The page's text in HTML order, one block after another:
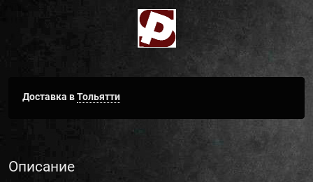
Доставка вТольятти
Описание